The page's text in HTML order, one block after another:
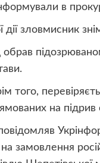
в
дії зловмисник
того,
на підрив
на замовлення